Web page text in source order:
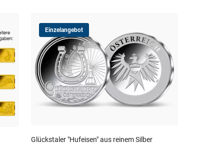
Einzelangebot
Glückstaler "Hufeisen" aus reinem Silber